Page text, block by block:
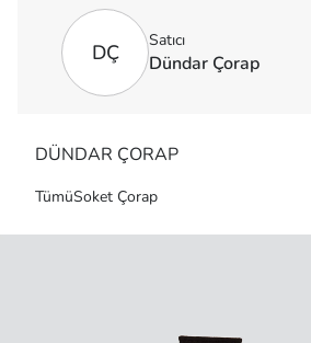
DÇ Satıcı
Dündar Çorap
DÜNDAR ÇORAP
TümüSoket Çorap